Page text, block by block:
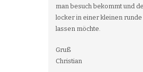
man besuch bekommt und
locker in einer kleinen runde
lassen möchte.
Gruß
Christian